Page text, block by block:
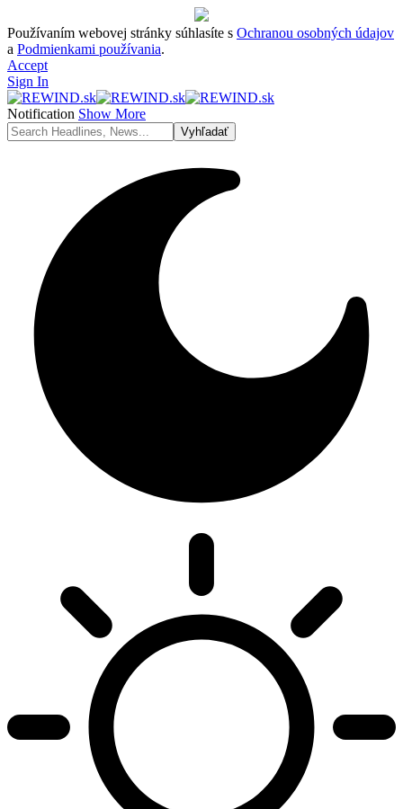
Používaním webovej stránky súhlasíte s Ochranou osobných údajov
a Podmienkami používania.
Accept
Sign In
Notification Show More